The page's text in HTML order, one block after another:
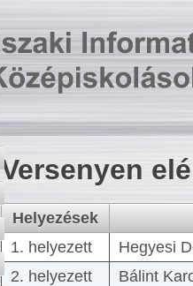
Versenyen
Helyezések
1. helyezett
Hegyesi
2. helyezett
Bálint